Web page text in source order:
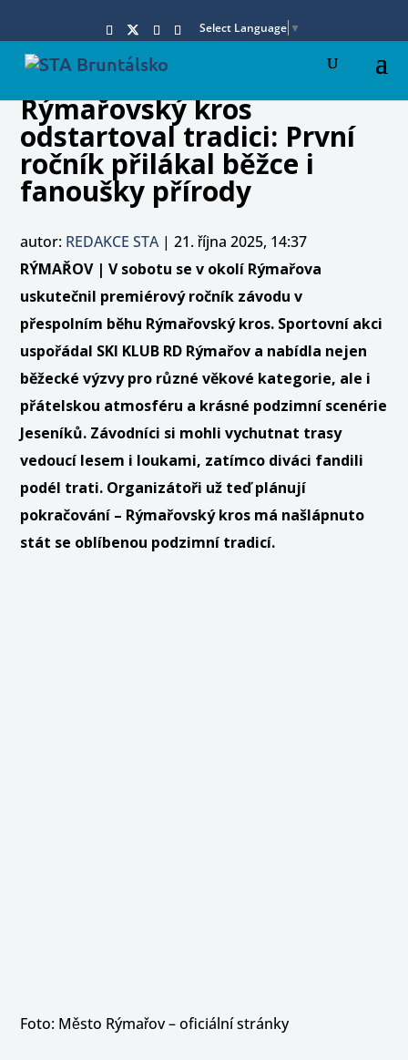
Select Language ▼
Rýmařovský kros
odstartoval tradici: První
ročník přilákal běžce i
fanoušky přírody
autor: REDAKCE STA|21. října 2025, 14:37
RÝMAŘOV | V sobotu se v okolí Rýmařova
uskutečnil premiérový ročník závodu v
přespolním běhu Rýmařovský kros. Sportovní akci
uspořádal SKI KLUB RD Rýmařov a nabídla nejen
běžecké výzvy pro různé věkové kategorie, ale i
přátelskou atmosféru a krásné podzimní scenérie
Jeseníků. Závodníci si mohli vychutnat trasy
vedoucí lesem i loukami, zatímco diváci fandili
podél trati. Organizátoři už teď plánují
pokračování – Rýmařovský kros má našlápnuto
stát se oblíbenou podzimní tradicí.
Foto: Město Rýmařov – oficiální stránky